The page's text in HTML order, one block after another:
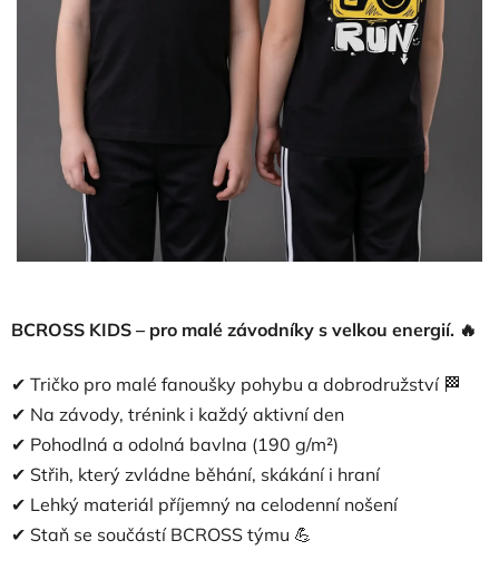
BCROSS KIDS – pro malé závodníky s velkou energií. 🔥
✔ Tričko pro malé fanoušky pohybu a dobrodružství 🏁
✔ Na závody, trénink i každý aktivní den
✔ Pohodlná a odolná bavlna (190 g/m²)
✔ Střih, který zvládne běhání, skákání i hraní
✔ Lehký materiál příjemný na celodenní nošení
✔ Staň se součástí BCROSS týmu 💪